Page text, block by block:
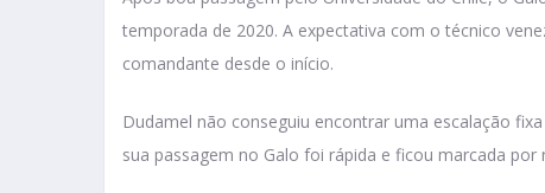
temporada de 2020. A expectativa com o técnico
comandante desde o início.
Dudamel não conseguiu encontrar uma escalação
sua passagem no Galo foi rápida e ficou marcada por